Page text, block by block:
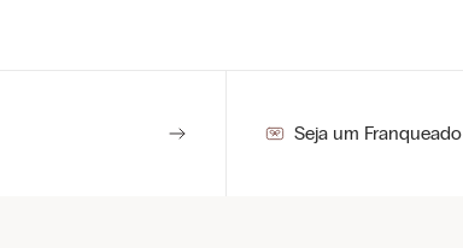
Seja um Franqueado